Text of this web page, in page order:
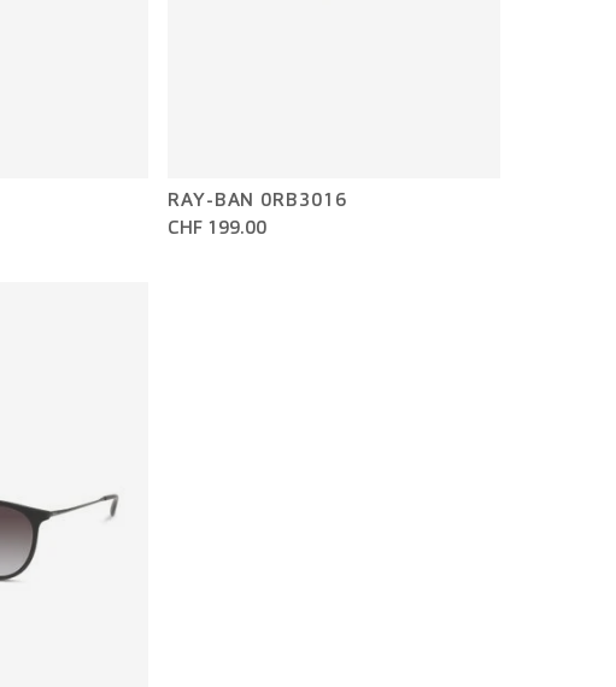
RAY-BAN 0RB3016
CHF 199.00